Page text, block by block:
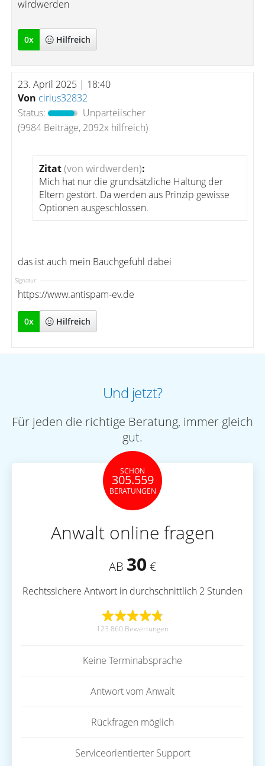
wirdwerden
0x Hilfreich
23. April 2025 | 18:40
Von cirius32832
Status:
Unparteiischer
(9984 Beiträge, 2092x hilfreich)
Zitat(von wirdwerden):
Mich hat nur die grundsätzliche Haltung der
Eltern gestört. Da werden aus Prinzip gewisse
Optionen ausgeschlossen.
das ist auch mein Bauchgefühl dabei
Signatur:
https://www.antispam-ev.de
0x Hilfreich
Und jetzt?
Für jeden die richtige Beratung, immer gleich
gut.
SCHON
305.559
BERATUNGEN
Anwalt online fragen
AB 30 €
Rechtssichere Antwort in durchschnittlich 2 Stunden
123.860 Bewertungen
Keine Terminabsprache
Antwort vom Anwalt
Rückfragen möglich
Serviceorientierter Support